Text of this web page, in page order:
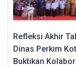
Refleksi Akhir
Dinas Perkim
Buktikan